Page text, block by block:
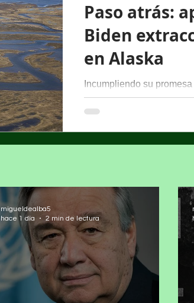
Paso atrás:
Biden
en Alaska
Incumpliendo su
la perforación en tierras
Estados Unidos, Joe...
migueldealba5
hace 1 día
2 min de lectura